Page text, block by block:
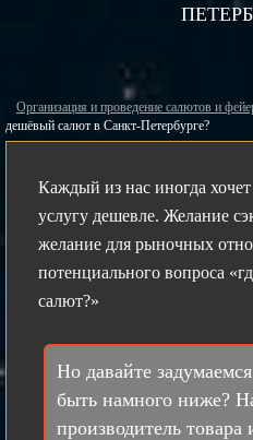
Организация и проведение салютов и
дешёвый салют в Санкт-Петербурге?
Каждый из нас иногда
услугу дешевле. Желание
желание для рыночных
потенциального вопроса
салют?»
Но давайте
быть намного ниже?
производитель